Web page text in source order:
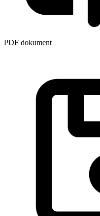
PDF dokument